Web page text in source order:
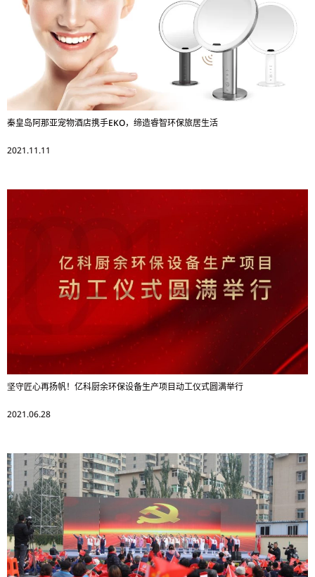
秦皇岛阿那亚宠物酒店携手EKO，缔造睿智环保旅居生活
2021.11.11
坚守匠心再扬帆！亿科厨余环保设备生产项目动工仪式圆满举行
2021.06.28